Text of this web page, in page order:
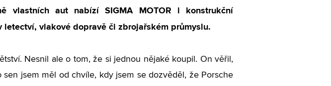
vlastních aut nabízí SIGMA MOTOR i konstrukční
vlakové dopravě či zbrojařském průmyslu.
Nesnil ale o tom, že si jednou nějaké koupil. On věřil,
sen jsem měl od chvíle, kdy jsem se dozvěděl, že Porsche